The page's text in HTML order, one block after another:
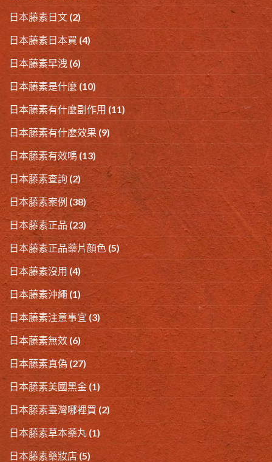
日本藤素日文 (2)
日本藤素日本買 (4)
日本藤素早洩 (6)
日本藤素是什麼 (10)
日本藤素有什麼副作用 (11)
日本藤素有什麽效果 (9)
日本藤素有效嗎 (13)
日本藤素查詢(2)
日本藤素案例 (38)
日本藤素正品(23)
日本藤素正品藥片顏色 (5)
日本藤素沒用 (4)
日本藤素沖繩 (1)
日本藤素注意事宜 (3)
日本藤素無效(6)
日本藤素真偽(27)
日本藤素美國黑金 (1)
日本藤素臺灣哪裡買 (2)
日本藤素草本藥丸 (1)
日本藤素藥妝店(5)